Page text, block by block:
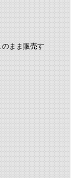
まま販売す